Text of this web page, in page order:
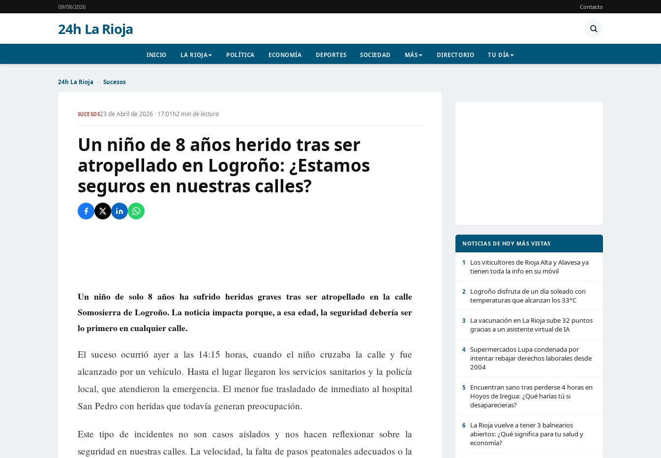
09/08/2026 Contacto
24h La Rioja
INICIO LA RIOJA POLÍTICA ECONOMÍA DEPORTES SOCIEDAD MÁS DIRECTORIO TU DÍA
24h La Rioja › Sucesos
SUCESOS23 de Abril de 2026 · 17:01h2 min de lectura
Un niño de 8 años herido tras ser
atropellado en Logroño: ¿Estamos
seguros en nuestras calles?
Un niño de solo 8 años ha sufrido heridas graves tras ser atropellado en la calle
Somosierra de Logroño. La noticia impacta porque, a esa edad, la seguridad debería ser
lo primero en cualquier calle.
El suceso ocurrió ayer a las 14:15 horas, cuando el niño cruzaba la calle y fue
alcanzado por un vehículo. Hasta el lugar llegaron los servicios sanitarios y la policía
local, que atendieron la emergencia. El menor fue trasladado de inmediato al hospital
San Pedro con heridas que todavía generan preocupación.
Este tipo de incidentes no son casos aislados y nos hacen reflexionar sobre la
seguridad en nuestras calles. La velocidad, la falta de pasos peatonales adecuados o la
NOTICIAS DE HOY MÁS VISTAS
1
Los viticultores de Rioja Alta y Alavesa ya
tienen toda la info en su móvil
2
Logroño disfruta de un día soleado con
temperaturas que alcanzan los 33°C
3
La vacunación en La Rioja sube 32 puntos
gracias a un asistente virtual de IA
4
Supermercados Lupa condenada por
intentar rebajar derechos laborales desde
2004
5
Encuentran sano tras perderse 4 horas en
Hoyos de Iregua: ¿Qué harías tú si
desaparecieras?
6
La Rioja vuelve a tener 3 balnearios
abiertos: ¿Qué significa para tu salud y
economía?